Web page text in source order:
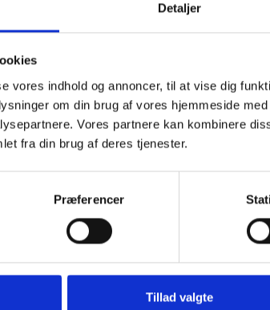
Detaljer
vores indhold og annoncer, til at vise dig
om din brug af vores hjemmeside
Vores partnere kan kombinere
fra din brug af deres tjenester.
Præferencer
Tillad valgte
Klippemotor kpl. - 599 52 13-01
Husqvarna